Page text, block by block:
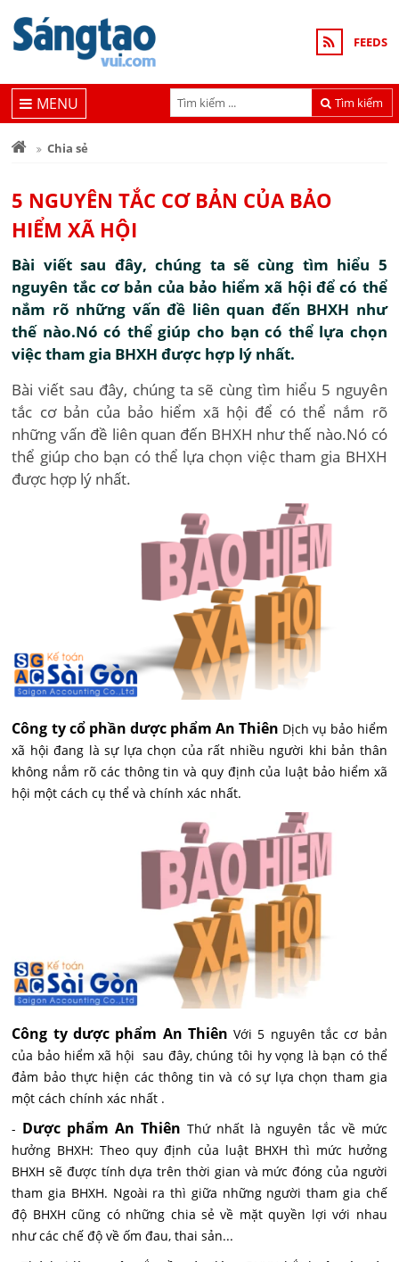
FEEDS
Tìm kiếm
MENU
Chia sẻ
5 NGUYÊN TẮC CƠ BẢN CỦA BẢO
HIỂM XÃ HỘI
Bài viết sau đây, chúng ta sẽ cùng tìm hiểu 5
nguyên tắc cơ bản của bảo hiểm xã hội để có thể
nắm rõ những vấn đề liên quan đến BHXH như
thế nào.Nó có thể giúp cho bạn có thể lựa chọn
việc tham gia BHXH được hợp lý nhất.
Bài viết sau đây, chúng ta sẽ cùng tìm hiểu 5 nguyên
tắc cơ bản của bảo hiểm xã hội để có thể nắm rõ
những vấn đề liên quan đến BHXH như thế nào.Nó có
thể giúp cho bạn có thể lựa chọn việc tham gia BHXH
được hợp lý nhất.
Công ty cổ phần dược phẩm An Thiên Dịch vụ bảo hiểm
xã hội đang là sự lựa chọn của rất nhiều người khi bản thân
không nắm rõ các thông tin và quy định của luật bảo hiểm xã
hội một cách cụ thể và chính xác nhất.
Công ty dược phẩm An Thiên Với 5 nguyên tắc cơ bản
của bảo hiểm xã hội sau đây, chúng tôi hy vọng là bạn có thể
đảm bảo thực hiện các thông tin và có sự lựa chọn tham gia
một cách chính xác nhất .
- Dược phẩm An Thiên Thứ nhất là nguyên tắc về mức
hưởng BHXH: Theo quy định của luật BHXH thì mức hưởng
BHXH sẽ được tính dựa trên thời gian và mức đóng của người
tham gia BHXH. Ngoài ra thì giữa những người tham gia chế
độ BHXH cũng có những chia sẻ về mặt quyền lợi với nhau
như các chế độ về ốm đau, thai sản...